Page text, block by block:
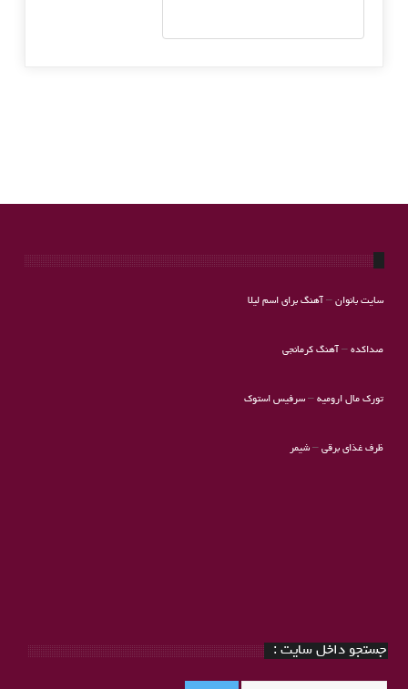
سایت بانوان– آهنگ برای اسم لیلا
صداکده– آهنگ کرمانجی
تورک مال ارومیه–سرفیس استوک
ظرف غذای برقی– شیمر
جستجو داخل سایت :